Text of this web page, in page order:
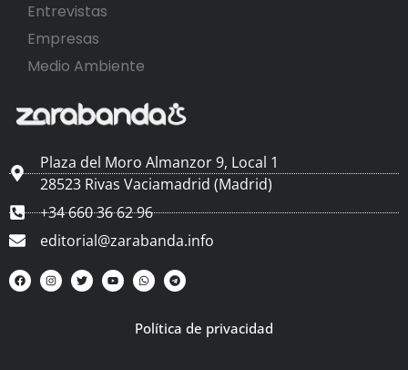
Entrevistas
Empresas
Medio Ambiente
Plaza del Moro Almanzor 9, Local 1
28523 Rivas Vaciamadrid (Madrid)
+34 660 36 62 96
editorial@zarabanda.info
Política de privacidad